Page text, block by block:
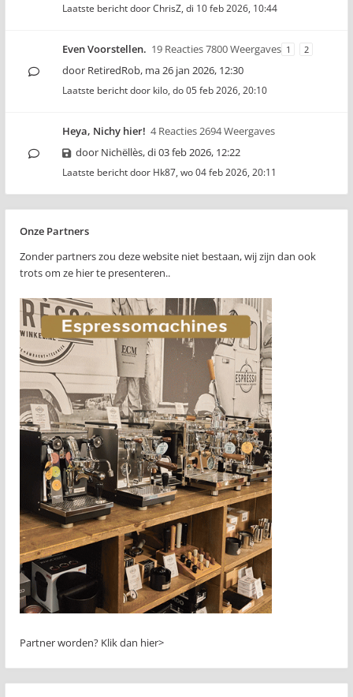
Laatste bericht doorChrisZ, di 10 feb 2026, 10:44
Even Voorstellen. 19 Reacties 7800 Weergaves 1 2
door RetiredRob, ma 26 jan 2026, 12:30
Laatste bericht door kilo, do 05 feb 2026, 20:10
Heya, Nichy hier! 4 Reacties 2694 Weergaves
door Nichëllès,di 03 feb 2026, 12:22
Laatste bericht door Hk87, wo 04 feb 2026, 20:11
Onze Partners
Zonder partners zou deze website niet bestaan, wij zijn dan ook
trots om ze hier te presenteren..
Partner worden? Klik dan hier>